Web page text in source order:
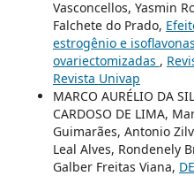
Vasconcellos, Yasmin
Falchete do Prado,
estrogênio e
ovariectomizadas ,
Revista Univap
MARCO AURÉLIO DA
CARDOSO DE LIMA,
Guimarães, Antonio
Leal Alves, Rondenely
Galber Freitas Viana,